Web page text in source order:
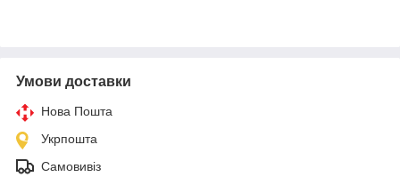
Умови доставки
Нова Пошта
Укрпошта
Самовивіз